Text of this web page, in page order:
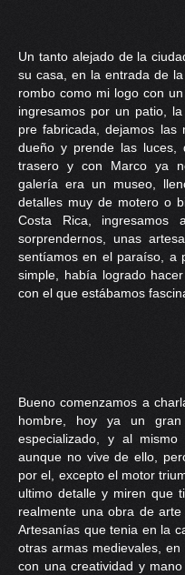
Un tanto alejado de la
su casa, en la entrada de
rombo como mi logo con
ingresamos por un patio,
pre fabricada, dejamos
dueño y prende las luces,
trasero y con Marco ya
galería era un museo,
detalles muy de motero o
Costa Rica,
sorprendernos, unas
sentíamos en el paraíso, a
simple, había logrado
con el que estábamos
Bueno comenzamos a
hombre, hoy ya un
especializado, y al mismo
aunque no vive de ello,
por el, excepto el motor
ultimo detalle y miren que
realmente una obra de
Artesanías que tenia en la
otras armas medievales,
con una creatividad y